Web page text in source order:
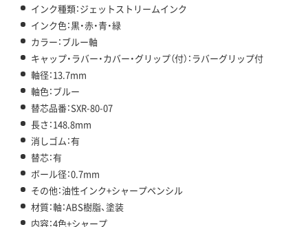
インク種類：ジェットストリームインク
インク色：黒・赤・青・緑
カラー：ブルー軸
キャップ・ラバー・カバー・グリップ（付）：ラバーグリップ付
軸径：13.7mm
軸色：ブルー
替芯品番：SXR-80-07
長さ：148.8mm
消しゴム：有
替芯：有
ボール径：0.7mm
その他：油性インク+シャープペンシル
材質：軸：ABS樹脂、塗装
内容：4色+シャープ